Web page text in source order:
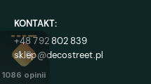
KONTAKT:
+48 792 802 839
sklep@decostreet.pl
4.9
1086 opinii